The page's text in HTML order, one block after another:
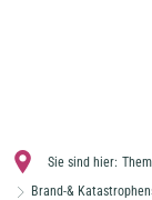
Sie sind hier:
Brand-&